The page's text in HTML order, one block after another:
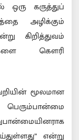
கருத்துப்
அழிக்கும்
கிறித்துவம்
கௌரி
மூலமான
என்று